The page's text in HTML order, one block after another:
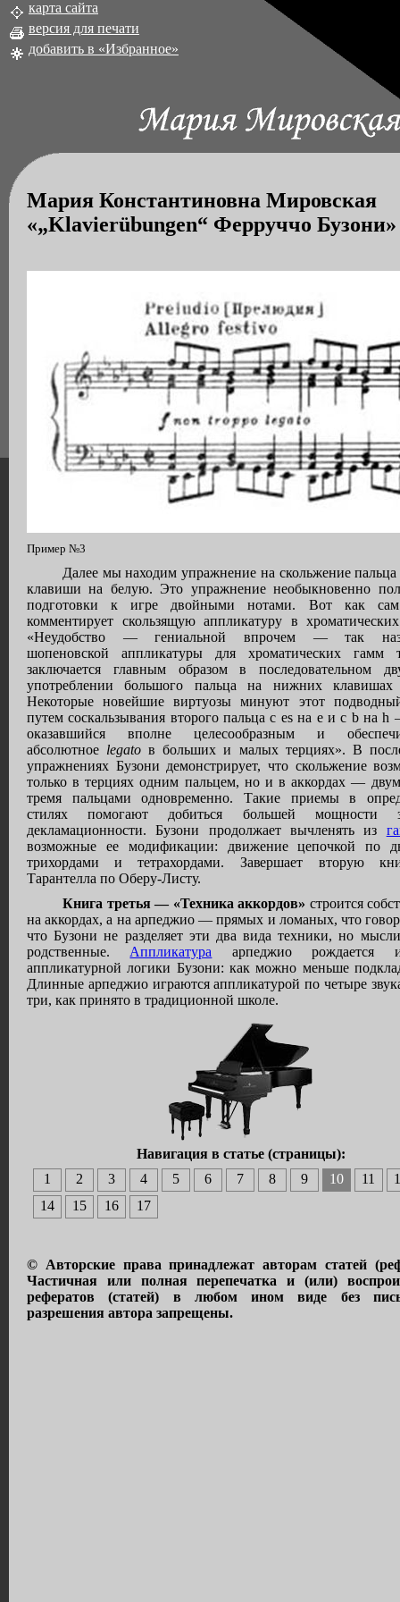
карта сайта
версия для печати
добавить в «Избранное»
Мария Константиновна Мировская
«„Klavierübungen“ Ферруччо Бузони»
Пример №3
Далее мы находим упражнение на скольжение пальца
клавиши на белую. Это упражнение необыкновенно
подготовки к игре двойными нотами. Вот как
комментирует скользящую аппликатуру в
«Неудобство — гениальной впрочем — так
шопеновской аппликатуры для хроматических гамм
заключается главным образом в последовательном
употреблении большого пальца на нижних
Некоторые новейшие виртуозы минуют этот
путем соскальзывания второго пальца с es на e и с b на
оказавшийся вполне целесообразным и
абсолютное legato в больших и малых терциях». В
упражнениях Бузони демонстрирует, что скольжение
только в терциях одним пальцем, но и в аккордах —
тремя пальцами одновременно. Такие приемы в
стилях помогают добиться большей мощности
декламационности. Бузони продолжает вычленять из
возможные ее модификации: движение цепочкой по
трихордами и тетрахордами. Завершает вторую
Тарантелла по Оберу-Листу.
Книга третья — «Техника аккордов» строится
на аккордах, а на арпеджио — прямых и ломаных, что
что Бузони не разделяет эти два вида техники, но
родственные. Аппликатура арпеджио рождается
аппликатурной логики Бузони: как можно меньше
Длинные арпеджио играются аппликатурой по четыре
три, как принято в традиционной школе.
Навигация в статье (страницы):
1
2 3 4 5 6 7 8 9 10 11
14
15 16 17
© Авторские права принадлежат авторам статей
Частичная или полная перепечатка и (или)
рефератов (статей) в любом ином виде без
разрешения автора запрещены.